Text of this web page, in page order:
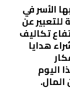
الأسر في
للتعبير عن
تكاليف
هدايا
اليوم
المال.